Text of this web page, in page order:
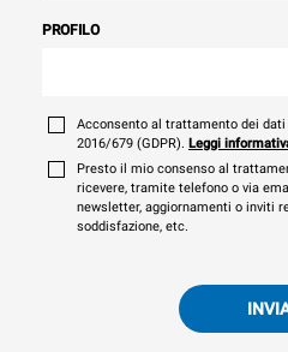
PROFILO
Acconsento al trattamento dei dati
2016/679 (GDPR). Leggi
Presto il mio consenso al
ricevere, tramite telefono o via
newsletter, aggiornamenti o inviti
soddisfazione, etc.